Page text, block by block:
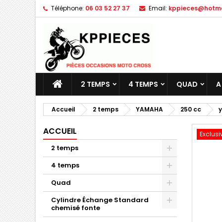
Téléphone: 06 03 52 27 37 Email:
2 TEMPS 4 TEMPS QUAD
Accueil 2 temps YAMAHA 250 cc
ACCUEIL
2 temps
4 temps
Quad
Cylindre Échange Standard
chemisé fonte